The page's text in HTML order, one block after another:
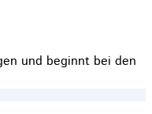
und beginnt bei den